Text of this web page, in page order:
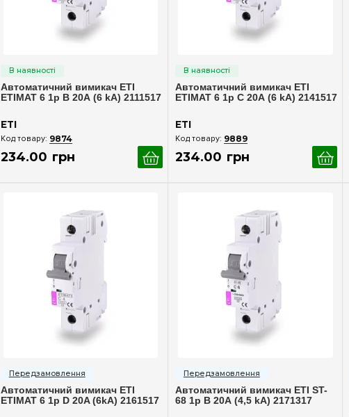
Автоматичний вимикач ETI
ETIMAT 6 1p B 20А (6 kA) 2111517
ETI
9874
234.00 грн
Автоматичний вимикач ETI
ETIMAT 6 1p С 20А (6 kA) 2141517
ETI
9889
234.00 грн
Автоматичний вимикач ETI
ETIMAT 6 1p D 20A (6kA) 2161517
Автоматичний вимикач ETI ST-
68 1p B 20А (4,5 kA) 2171317